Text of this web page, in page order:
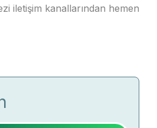
iletişim kanallarından hemen